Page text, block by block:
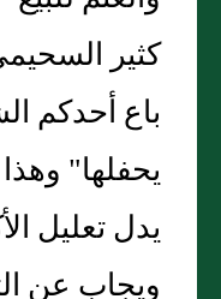
كثير
باع أحدكم
يحفلها"
يدل تعليل
ويجاب عن